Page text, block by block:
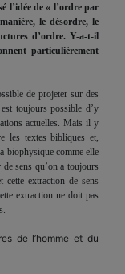
l’idée de « l’ordre par
le désordre, le
d’ordre. Y-a-t-il
particulièrement
de projeter sur des
toujours possible d’y
actuelles. Mais il y
les textes bibliques et,
biophysique comme elle
sens qu’on a toujours
extraction de sens
extraction ne doit pas
de l’homme et du